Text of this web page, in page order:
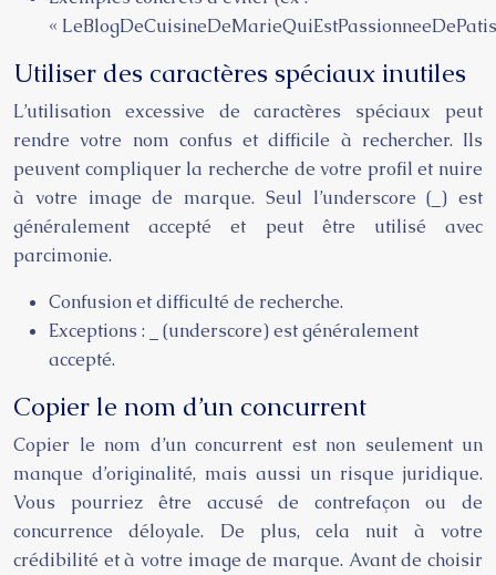
«
Utiliser des caractères spéciaux inutiles
L’utilisation excessive de caractères spéciaux peut
rendre votre nom confus et difficile à rechercher. Ils
peuvent compliquer la recherche de votre profil et nuire
à votre image de marque. Seul l’underscore (_) est
généralement accepté et peut être utilisé avec
parcimonie.
Confusion et difficulté de recherche.
Exceptions : _ (underscore) est généralement
accepté.
Copier le nom d’un concurrent
Copier le nom d’un concurrent est non seulement un
manque d’originalité, mais aussi un risque juridique.
Vous pourriez être accusé de contrefaçon ou de
concurrence déloyale. De plus, cela nuit à votre
crédibilité et à votre image de marque. Avant de choisir